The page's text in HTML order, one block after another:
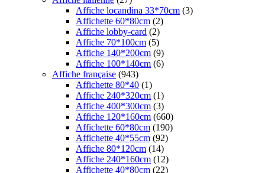
Affiche locandina 33*70cm (3)
Affichette 60*80cm (2)
Affiche lobby-card (2)
Affiche 70*100cm (5)
Affiche 140*200cm (9)
Affiche 100*140cm (6)
Affiche française (943)
Affichette 80*40 (1)
Affiche 240*320cm (1)
Affiche 400*300cm (3)
Affiche 120*160cm (660)
Affichette 60*80cm (190)
Affichette 40*55cm (92)
Affiche 80*120cm (14)
Affiche 240*160cm (12)
Affichette 40*80cm (22)